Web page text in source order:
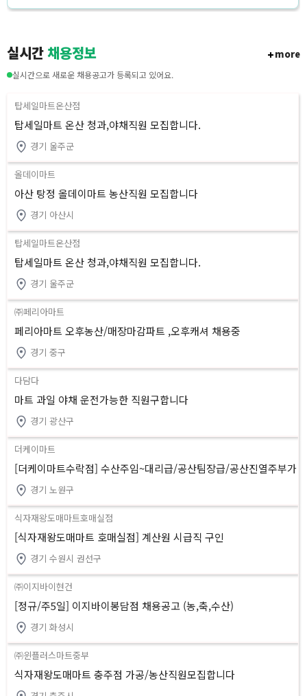
실시간채용정보 more
실시간으로 새로운 채용공고가 등록되고 있어요.
탑세일마트온산점
탑세일마트 온산 청과,야채직원 모집합니다.
경기 울주군
올데이마트
아산 탕정 올데이마트 농산직원 모집합니다
경기 아산시
탑세일마트온산점
탑세일마트 온산 청과,야채직원 모집합니다.
경기 울주군
㈜페리아마트
페리아마트 오후농산/매장마감파트 ,오후캐셔 채용중
경기 중구
다담다
마트 과일 야채 운전가능한 직원구합니다
경기 광산구
더케이마트
[더케이마트수락점] 수산주임~대리급/공산팀장급/공산진열주부가
능
경기 노원구
식자재왕도매마트호매실점
[식자재왕도매마트 호매실점] 계산원 시급직 구인
경기 수원시 권선구
㈜이지바이현건
[정규/주5일] 이지바이봉담점 채용공고 (농,축,수산)
경기 화성시
㈜윈플러스마트중부
식자재왕도매마트 충주점 가공/농산직원모집합니다